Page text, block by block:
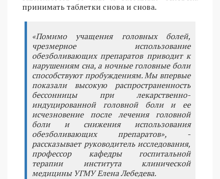
принимать таблетки снова и снова.
«Помимо учащения головных болей,
чрезмерное использование
обезболивающих препаратов приводит к
нарушениям сна, а ночные головные боли
способствуют пробуждениям. Мы впервые
показали высокую распространенность
бессонницы при лекарственно-
индуцированной головной боли и ее
исчезновение после лечения головной
боли и снижения использования
обезболивающих препаратов», -
рассказывает руководитель исследования,
профессор кафедры госпитальной
терапии института клинической
медицины УГМУ Елена Лебедева.